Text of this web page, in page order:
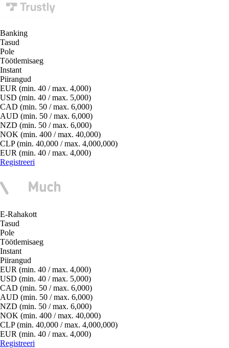
Banking
Tasud
Pole
Töötlemisaeg
Instant
Piirangud
EUR (min. 40 / max. 4,000)
USD (min. 40 / max. 5,000)
CAD (min. 50 / max. 6,000)
AUD (min. 50 / max. 6,000)
NZD (min. 50 / max. 6,000)
NOK (min. 400 / max. 40,000)
CLP (min. 40,000 / max. 4,000,000)
EUR (min. 40 / max. 4,000)
Registreeri
E-Rahakott
Tasud
Pole
Töötlemisaeg
Instant
Piirangud
EUR (min. 40 / max. 4,000)
USD (min. 40 / max. 5,000)
CAD (min. 50 / max. 6,000)
AUD (min. 50 / max. 6,000)
NZD (min. 50 / max. 6,000)
NOK (min. 400 / max. 40,000)
CLP (min. 40,000 / max. 4,000,000)
EUR (min. 40 / max. 4,000)
Registreeri